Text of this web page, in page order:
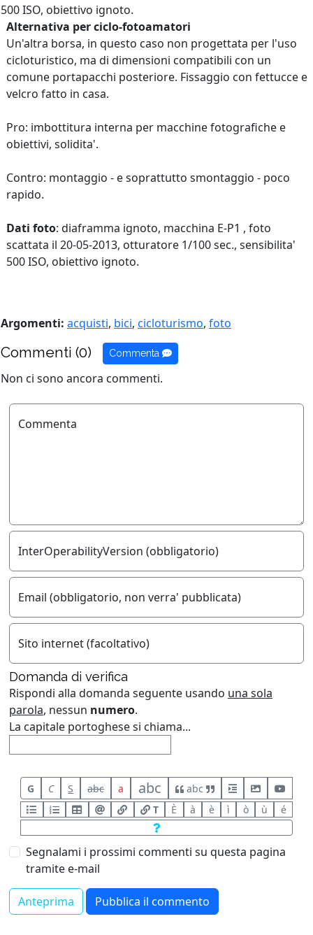
500 ISO, obiettivo ignoto.
Alternativa per ciclo-fotoamatori
Un'altra borsa, in questo caso non progettata per l'uso
cicloturistico, ma di dimensioni compatibili con un
comune portapacchi posteriore. Fissaggio con fettucce e
velcro fatto in casa.
Pro: imbottitura interna per macchine fotografiche e
obiettivi, solidita'.
Contro: montaggio - e soprattutto smontaggio - poco
rapido.
Dati foto: diaframma ignoto, macchina E-P1 , foto
scattata il 20-05-2013, otturatore 1/100 sec., sensibilita'
500 ISO, obiettivo ignoto.
Argomenti: acquisti, bici, cicloturismo, foto
Commenti (0) Commenta
Non ci sono ancora commenti.
Commenta
InterOperabilityVersion (obbligatorio)
Email (obbligatorio, non verra' pubblicata)
Sito internet (facoltativo)
Domanda di verifica
Rispondi alla domanda seguente usando una sola
parola, nessun numero.
La capitale portoghese si chiama...
G C S abc a abc
abc
T
È à è ì ò ù é
Segnalami i prossimi commenti su questa pagina
tramite e-mail